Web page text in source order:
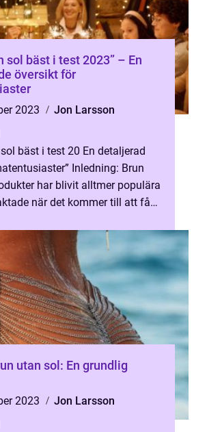
sol bäst i test 2023” – En
översikt för
2023
Jon Larsson
bäst i test 20 En detaljerad
Inledning: Brun
har blivit alltmer populära
när det kommer till att få
utan sol: En grundlig
2023
Jon Larsson